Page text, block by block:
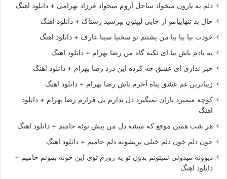
دلم یه بارون میخواد ساحل آروم میخواد فرزاد بهرامی + دانلود اهنگ
حال بد تنهاییامو از چایی لیپتون بپرسید رستاک + دانلود اهنگ
خودت بیا بیا بیا من پشتتم تو سختیا سینا عارف + دانلود اهنگ
به یادم باش بیا ای تکیه گاه من رضا بهرام + دانلود اهنگ
خبر نداری ای عشق چه کرده این درد رضا بهرام + دانلود اهنگ
زیباترین غم عشق پناه آخرم باش رضا بهرام + دانلود اهنگ
کوچه میمیرد باران نمیگیرد دل ندارم بی قرارم رضا بهرام + دانلود
اهنگ
هر شب همین موقع که میشه دل من پیش توئه حامیم + دانلود اهنگ
جون دلم خون دلم خیلی پریشونه دلم حامیم + دانلود اهنگ
دیوونه میدونی نمیتونم بدون تو یه روزم توی این خونه بمونم حامیم +
دانلود اهنگ